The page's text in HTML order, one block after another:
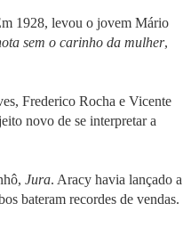
1928, levou o jovem Mário
sem o carinho da mulher,
Frederico Rocha e Vicente
novo de se interpretar a
Jura. Aracy havia lançado a
bateram recordes de vendas.